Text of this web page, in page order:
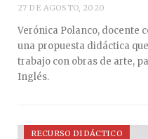
27 DE AGOSTO, 2020
Verónica Polanco, docente
una propuesta didáctica
trabajo con obras de arte,
Inglés.
RECURSO DIDÁCTICO